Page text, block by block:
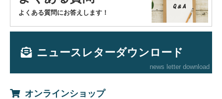
よくある質問にお答えします！
ニュースレターダウンロード
news letter download
オンラインショップ